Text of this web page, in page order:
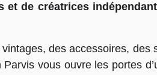
de créatrices
des accessoires, des
vous ouvre les portes